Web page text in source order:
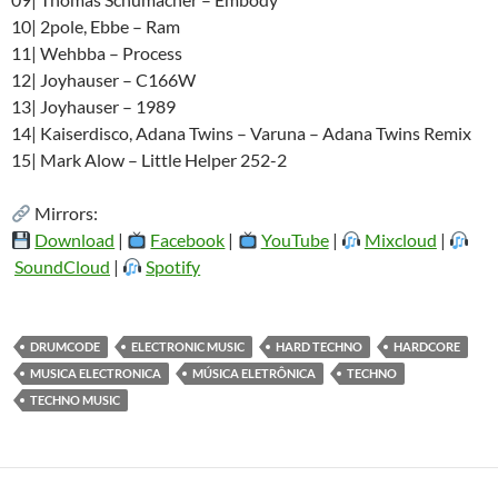
10| 2pole, Ebbe – Ram
11| Wehbba – Process
12| Joyhauser – C166W
13| Joyhauser – 1989
14| Kaiserdisco, Adana Twins – Varuna – Adana Twins Remix
15| Mark Alow – Little Helper 252-2
Mirrors:
Download | Facebook | YouTube| Mixcloud |
SoundCloud | Spotify
DRUMCODE ELECTRONIC MUSIC HARD TECHNO
HARDCORE
MUSICA ELECTRONICA
MÚSICA ELETRÔNICA
TECHNO
TECHNO MUSIC